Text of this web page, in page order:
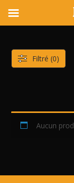
content
Aucun
Filtré (0)